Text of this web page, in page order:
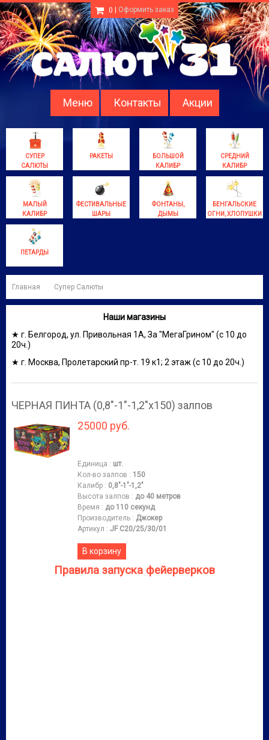
0 Оформить заказ
Меню Контакты Акции
СУПЕР
САЛЮТЫ
РАКЕТЫ
БОЛЬШОЙ
КАЛИБР
СРЕДНИЙ
КАЛИБР
МАЛЫЙ
КАЛИБР
ФЕСТИВАЛЬНЫЕ
ШАРЫ
ФОНТАНЫ,
ДЫМЫ
БЕНГАЛЬСКИЕ
ОГНИ, ХЛОПУШКИ
ПЕТАРДЫ
Главная Супер Салюты
Наши магазины
★ г. Белгород, ул. Привольная 1А, За "МегаГрином" (с 10 до
20ч.)
★ г. Москва, Пролетарский пр-т. 19 к1; 2 этаж (с 10 до 20ч.)
ЧЕРНАЯ ПИНТА (0,8"-1"-1,2"х150) залпов
25000 руб.
Единица : шт.
Кол-во залпов : 150
Калибр : 0,8"-1"-1,2"
Высота залпов : до 40 метров
Время : до 110 секунд
Производитель : Джокер
Артикул : JF C20/25/30/01
В корзину
Правила запуска фейерверков